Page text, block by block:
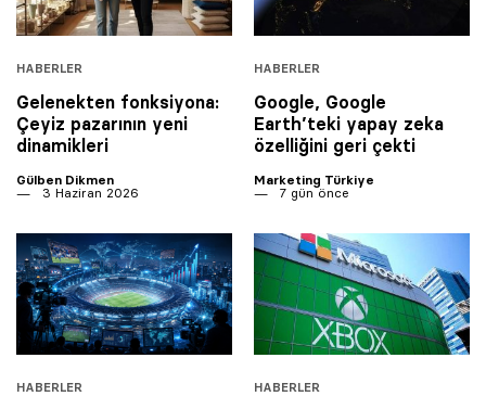
HABERLER
Gelenekten fonksiyona:
Çeyiz pazarının yeni
dinamikleri
Gülben Dikmen
3 Haziran 2026
HABERLER
Google, Google
Earth’teki yapay zeka
özelliğini geri çekti
Marketing Türkiye
7 gün önce
HABERLER HABERLER